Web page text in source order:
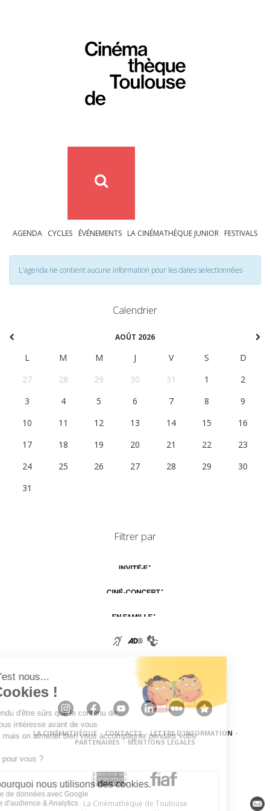
AGENDA CYCLES ÉVÉNEMENTS LA CINÉMATHÈQUE JUNIOR FESTIVALS
L'agenda ne contient aucune information pour les dates selectionnées
Calendrier
AOÛT 2026
L M M J V S
D
27
28 29 30 31 1
2
3
4 5 6 7 8
9
10
11 12 13 14 15
16
17
18 19 20 21 22
23
24
25 26 27 28 29
30
31
Filtrer par
LA CINÉMATHÈQUE · CONTACTS · LETTRE D'INFORMATION ·
PARTENAIRES · MENTIONS LÉGALES
La Cinémathèque de Toulouse